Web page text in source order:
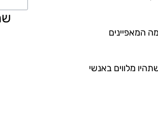
המאפיינים
מלווים באנשי